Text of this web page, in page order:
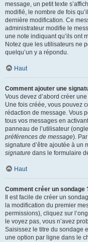
message, un petit texte
modifié, le nombre de fois
dernière modification. Ce
administrateur modifie le
une note indiquant qu’ils ont
Notez que les utilisateurs ne
quelqu’un y a répondu.
Haut
Comment ajouter une
Vous devez d’abord créer
Une fois créée, vous pouvez
rédaction de message. Vous
tous vos messages en
panneau de l’utilisateur
préférences de message).
signature d’être ajoutée à un
signature dans le formulaire
Haut
Comment créer un sondage
Il est facile de créer un
la modification du premier
permissions), cliquez sur
le voyez pas, vous n’avez
Saisissez le titre du sondage
une option par ligne dans le